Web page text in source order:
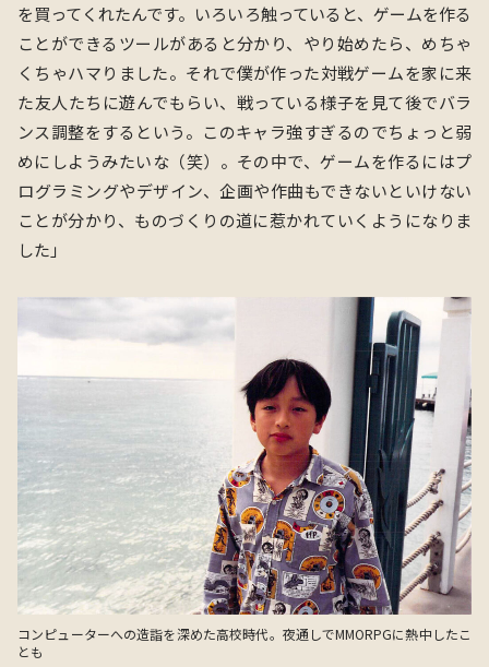
を買ってくれたんです。いろいろ触っていると、ゲームを作る
ことができるツールがあると分かり、やり始めたら、めちゃ
くちゃハマりました。それで僕が作った対戦ゲームを家に来
た友人たちに遊んでもらい、戦っている様子を見て後でバラ
ンス調整をするという。このキャラ強すぎるのでちょっと弱
めにしようみたいな（笑）。その中で、ゲームを作るにはプ
ログラミングやデザイン、企画や作曲もできないといけない
ことが分かり、ものづくりの道に惹かれていくようになりま
した」
コンピューターへの造詣を深めた高校時代。夜通しでMMORPGに熱中したこ
とも